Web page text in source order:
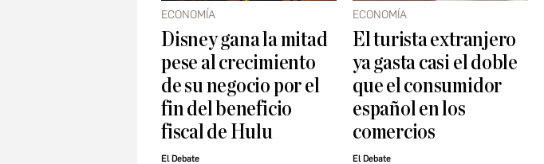
ECONOMÍA
Disney gana la mitad
pese al crecimiento
de su negocio por el
fin del beneficio
fiscal de Hulu
El Debate
ECONOMÍA
El turista extranjero
ya gasta casi el doble
que el consumidor
español en los
comercios
El Debate